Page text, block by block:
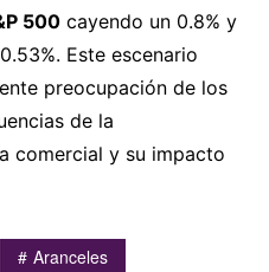
500cayendo un 0.8% y
Este escenario
preocupación de los
de la
comercial y su impacto
Aranceles